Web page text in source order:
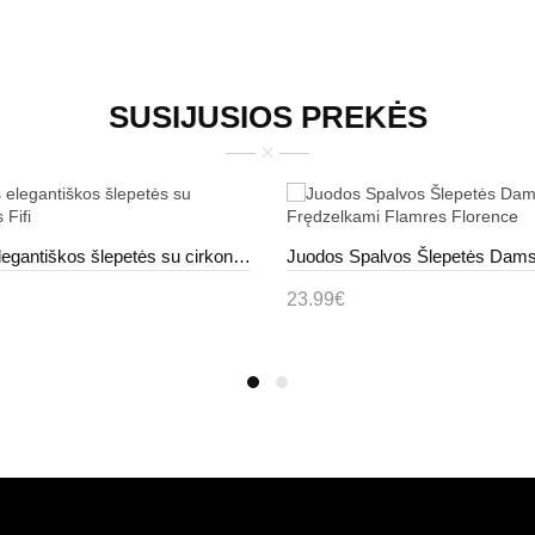
SUSIJUSIOS PREKĖS
Žalios elegantiškos šlepetės su cirkonais Fifi
23.99€